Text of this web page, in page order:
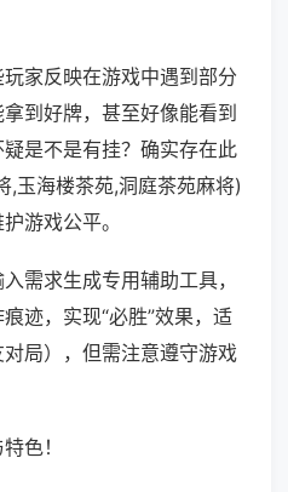
家反映在游戏中遇到部分
到好牌，甚至好像能看到
是不是有挂？确实存在此
,玉海楼茶苑,洞庭茶苑麻将)
游戏公平。
需求生成专用辅助工具，
迹，实现“必胜”效果，适
局），但需注意遵守游戏
色！